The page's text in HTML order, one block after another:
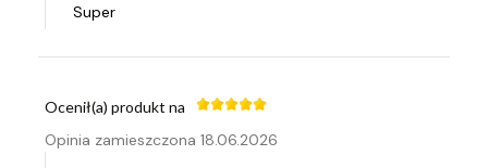
Super
Ocenił(a) produkt na
Opinia zamieszczona 18.06.2026